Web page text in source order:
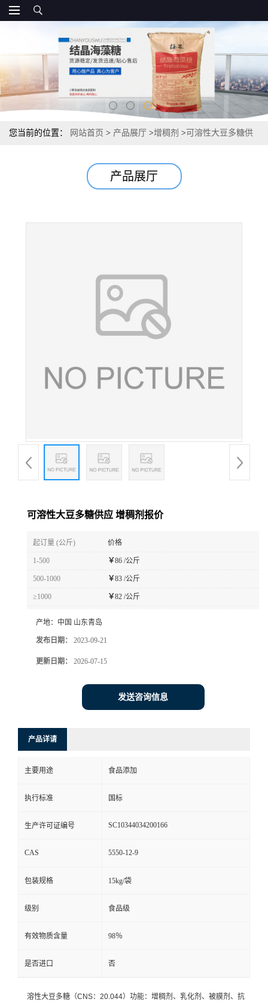
您当前的位置： 网站首页 > 产品展厅 >增稠剂 > 可溶性大豆多糖供
产品展厅
可溶性大豆多糖供应 增稠剂报价
起订量 (公斤) 价格
1-500 ￥86 /公斤
500-1000 ￥83 /公斤
≥1000 ￥82 /公斤
产地： 中国 山东青岛
发布日期： 2023-09-21
更新日期： 2026-07-15
发送咨询信息
产品详请
主要用途 食品添加
执行标准 国标
生产许可证编号 SC10344034200166
CAS 5550-12-9
包装规格 15kg/袋
级别 食品级
有效物质含量 98％
是否进口 否
溶性大豆多糖（CNS：20.044）功能：增稠剂、乳化剂、被膜剂、抗